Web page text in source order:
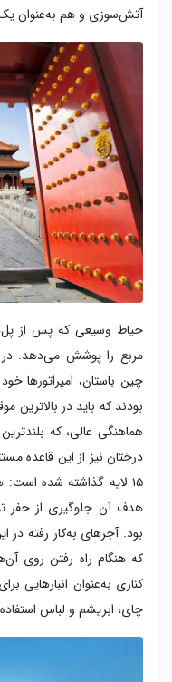
آتش‌سوزی و هم به‌عنوان یک
مربع را پوشش می‌دهد. در
چین باستان، امپراتورها
بودند که باید در بالاترین
هماهنگی عالی، که
درختان نیز از این قاعده
۱۵ لایه گذاشته شده
هدف آن جلوگیری از حفر
بود. آجرهای به‌کار رفته در
که هنگام راه رفتن روی
کناری به‌عنوان انبارهایی
چای، ابریشم و لباس‌